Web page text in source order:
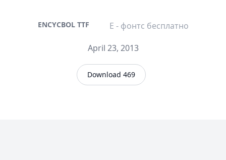
ENCYCBOL TTF
E - фонтс бесплатно
April 23, 2013
Download 469